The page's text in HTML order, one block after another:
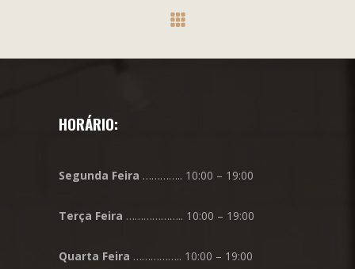
HORÁRIO:
Segunda Feira ………….. 10:00 – 19:00
Terça Feira ……………….. 10:00 – 19:00
Quarta Feira …………….. 10:00 – 19:00